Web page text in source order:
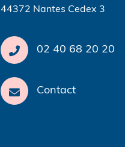
44372 Nantes Cedex 3
02 40 68 20 20
Contact